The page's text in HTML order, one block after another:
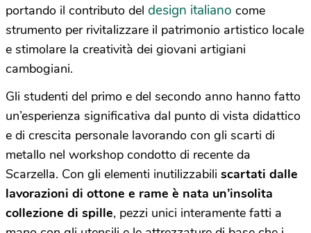
portando il contributo del design italiano come
strumento per rivitalizzare il patrimonio artistico locale
e stimolare la creatività dei giovani artigiani
cambogiani.
Gli studenti del primo e del secondo anno hanno fatto
un’esperienza significativa dal punto di vista didattico
e di crescita personale lavorando con gli scarti di
metallo nel workshop condotto di recente da
Scarzella. Con gli elementi inutilizzabili scartati dalle
lavorazioni di ottone e rame è nata un’insolita
collezione di spille, pezzi unici interamente fatti a